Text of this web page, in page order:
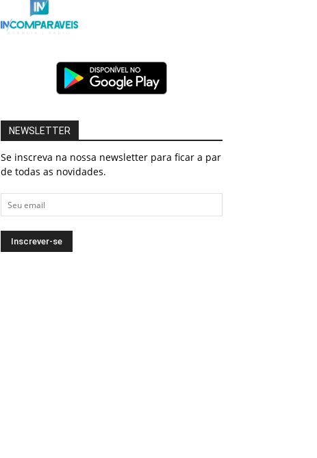
NEWSLETTER
Se inscreva na nossa newsletter para ficar a par
de todas as novidades.